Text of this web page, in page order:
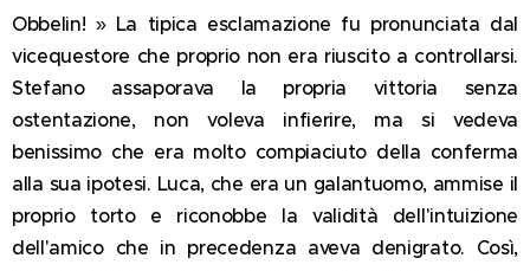
Obbelin! » La tipica esclamazione fu pronunciata dal
vicequestore che proprio non era riuscito a controllarsi.
Stefano assaporava la propria vittoria senza
ostentazione, non voleva infierire, ma si vedeva
benissimo che era molto compiaciuto della conferma
alla sua ipotesi. Luca, che era un galantuomo, ammise il
proprio torto e riconobbe la validità dell'intuizione
dell'amico che in precedenza aveva denigrato. Così,